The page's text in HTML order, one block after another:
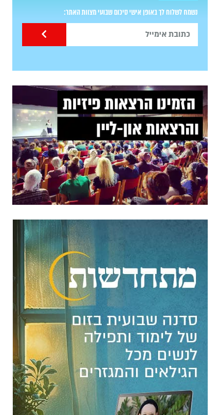
נשמח לשלוח לך באופן אישי סיכום שבועי מצוות האתר: